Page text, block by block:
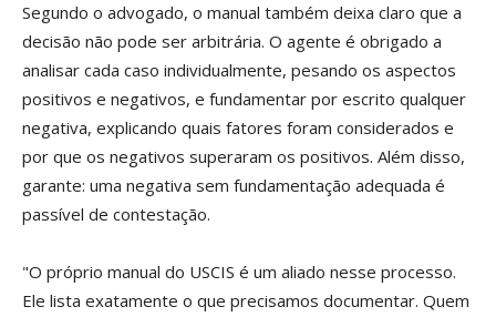
Segundo o advogado, o manual também deixa claro que a
decisão não pode ser arbitrária. O agente é obrigado a
analisar cada caso individualmente, pesando os aspectos
positivos e negativos, e fundamentar por escrito qualquer
negativa, explicando quais fatores foram considerados e
por que os negativos superaram os positivos. Além disso,
garante: uma negativa sem fundamentação adequada é
passível de contestação.
"O próprio manual do USCIS é um aliado nesse processo.
Ele lista exatamente o que precisamos documentar. Quem